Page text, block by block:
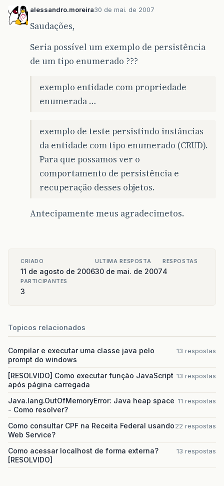
alessandro.moreira30 de mai. de 2007
Saudações,
Seria possível um exemplo de persistência
de um tipo enumerado ???
exemplo entidade com propriedade
enumerada …
exemplo de teste persistindo instâncias
da entidade com tipo enumerado (CRUD).
Para que possamos ver o
comportamento de persistência e
recuperação desses objetos.
Antecipamente meus agradecimetos.
CRIADO
11 de agosto de 2006
ULTIMA RESPOSTA
30 de mai. de 2007
RESPOSTAS
4
PARTICIPANTES
3
Topicos relacionados
Compilar e executar uma classe java pelo
prompt do windows
13 respostas
[RESOLVIDO] Como executar função JavaScript
após página carregada
13 respostas
Java.lang.OutOfMemoryError: Java heap space
- Como resolver?
11 respostas
Como consultar CPF na Receita Federal usando
Web Service?
22 respostas
Como acessar localhost de forma externa?
[RESOLVIDO]
13 respostas